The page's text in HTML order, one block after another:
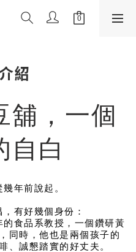
紹
舖，一個
自白
年前說起。
有好幾個身份：
食品系教授，一個鑽研黃
同時，他也是兩個孩子的
、誠懇踏實的好丈夫。